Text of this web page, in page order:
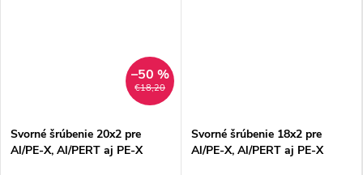
€18,20
–50 %
Svorné šrúbenie 20x2 pre
Al/PE-X, Al/PERT aj PE-X
Svorné šrúbenie 18x2 pre
Al/PE-X, Al/PERT aj PE-X